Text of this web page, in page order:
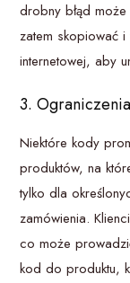
drobny błąd
zatem skopiować
internetowej, aby
3.
Niektóre kody
produktów, na
tylko dla
zamówienia.
co może
kod do produktu,